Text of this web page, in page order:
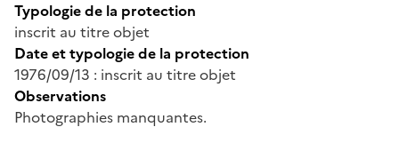
Typologie de la protection
inscrit au titre objet
Date et typologie de la protection
1976/09/13 : inscrit au titre objet
Observations
Photographies manquantes.